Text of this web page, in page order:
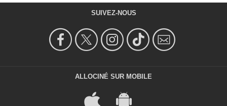
SUIVEZ-NOUS
ALLOCINÉ SUR MOBILE